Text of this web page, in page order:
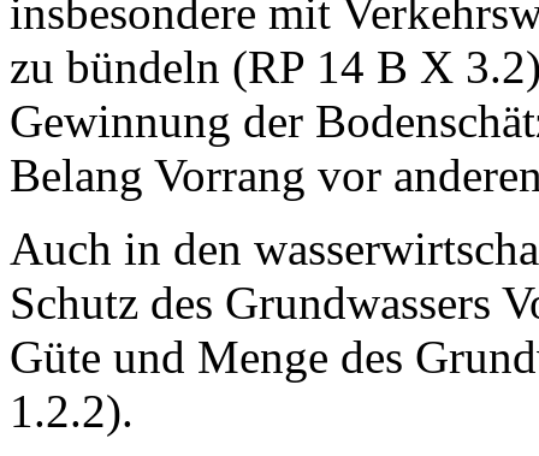
insbesondere mit
zu bündeln (RP 14 B X
Gewinnung der
Belang Vorrang vor
Auch in den
Schutz des Grundwassers
Güte und Menge des
1.2.2).